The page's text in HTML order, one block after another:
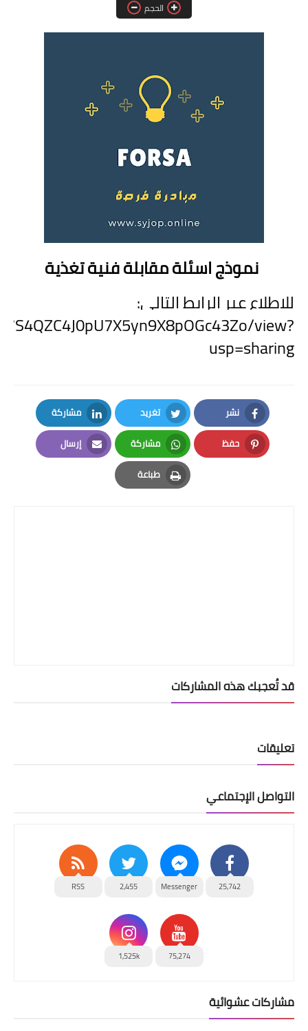
فرص عمل في العراق
فرص عمل في السودان
دورات تدريبية
الحجم
نموذج اسئلة مقابلة فنية تغذية
للاطلاع عبر الرابط التالي:
view?
usp=sharing
نشر
Facebook
تغريد
Twitter
مشاركة
LinkedIn
حفظ
Pinterest
مشاركة
Whatsapp
إرسال
Email
طباعة
Print
قد تُعجبك هذه المشاركات
تعليقات
التواصل الإجتماعي
25,742
Messenger
2,455
RSS
75,274
1,525k
مشاركات عشوائية